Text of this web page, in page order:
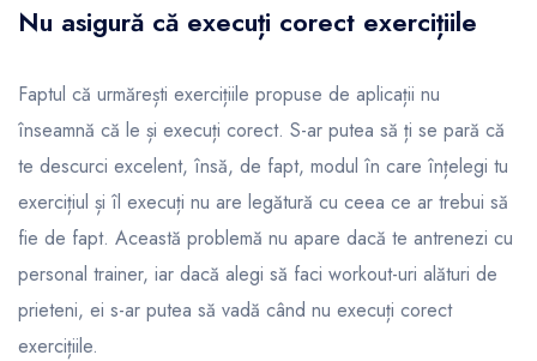
Nu asigură că execuți corect exercițiile
Faptul că urmărești exercițiile propuse de aplicații nu
înseamnă că le și execuți corect. S-ar putea să ți se pară că
te descurci excelent, însă, de fapt, modul în care înțelegi tu
exercițiul și îl execuți nu are legătură cu ceea ce ar trebui să
fie de fapt. Această problemă nu apare dacă te antrenezi cu
personal trainer, iar dacă alegi să faci workout-uri alături de
prieteni, ei s-ar putea să vadă când nu execuți corect
exercițiile.